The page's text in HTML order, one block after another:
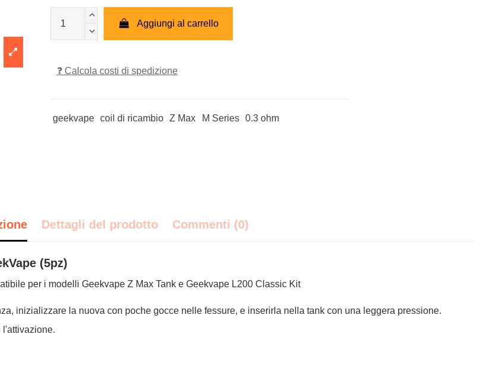
Aggiungi al carrello
❓ Calcola costi di spedizione
geekvape coil di ricambio Z Max M Series 0.3 ohm
Dettagli del prodotto Commenti (0)
(5pz)
per i modelli Geekvape Z Max Tank e Geekvape L200 Classic Kit
inizializzare la nuova con poche gocce nelle fessure, e inserirla nella tank con una leggera pressione.
l'attivazione.